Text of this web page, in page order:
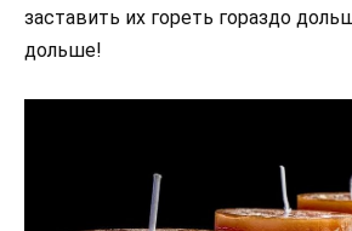
заставить их гореть гораздо
дольше!